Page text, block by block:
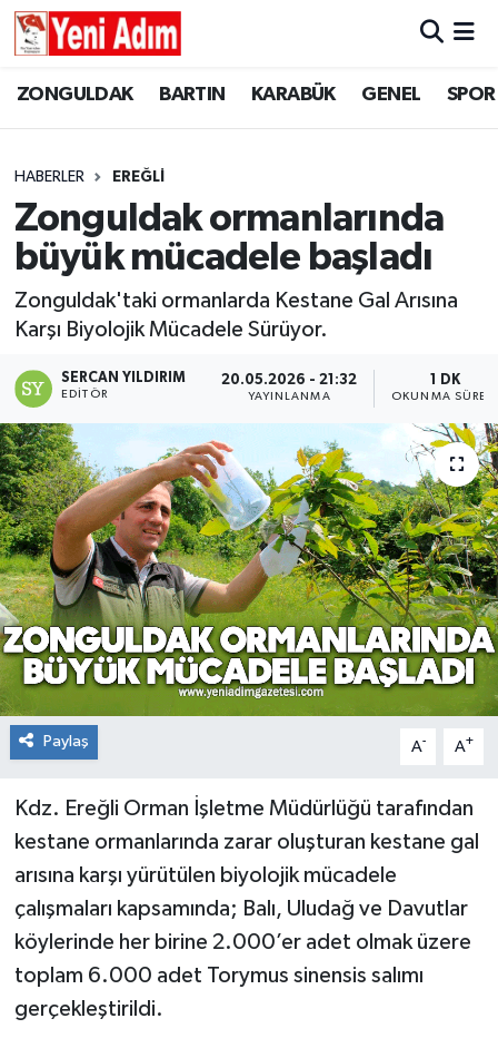
ZONGULDAK BARTIN KARABÜK GENEL SPOR
HABERLER EREĞLİ
Zonguldak ormanlarında
büyük mücadele başladı
Zonguldak'taki ormanlarda Kestane Gal Arısına
Karşı Biyolojik Mücadele Sürüyor.
SERCAN YILDIRIM
EDITÖR
20.05.2026 - 21:32
YAYINLANMA
1 DK
OKUNMA
Paylaş A- A+
Kdz. Ereğli Orman İşletme Müdürlüğü tarafından
kestane ormanlarında zarar oluşturan kestane gal
arısına karşı yürütülen biyolojik mücadele
çalışmaları kapsamında; Balı, Uludağ ve Davutlar
köylerinde her birine 2.000’er adet olmak üzere
toplam 6.000 adet Torymus sinensis salımı
gerçekleştirildi.
ZONGULDAK
GÜNCEL
SİYASET
RESMİ İLAN
ZONGULDAK
GENEL
SPOR
SİYASET
SAĞLIK
GÜNCEL
RESMİ İLAN
Künye
Zonguldak Hava Durumu
Tüm Manşetler
Son Dakika Haberleri
Haber Arşivi